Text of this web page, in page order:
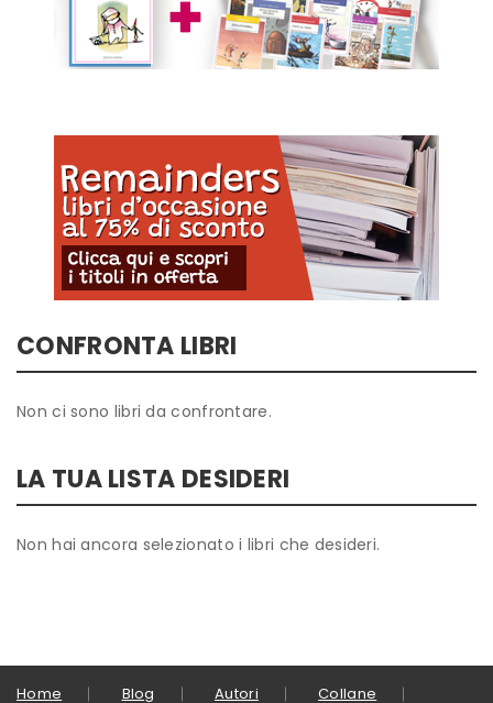
CONFRONTA LIBRI
Non ci sono libri da confrontare.
LA TUA LISTA DESIDERI
Non hai ancora selezionato i libri che desideri.
Home Blog Autori
Collane